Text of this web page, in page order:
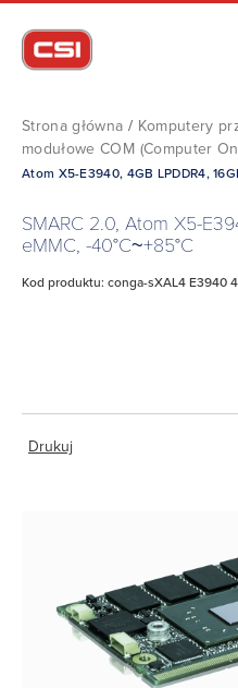
Strona główna / Komputery
modułowe COM (Computer
Atom X5-E3940, 4GB LPDDR4,
SMARC 2.0, Atom X5-
eMMC, -40°C~+85°C
Kod produktu: conga-sXAL4 E3940
Drukuj